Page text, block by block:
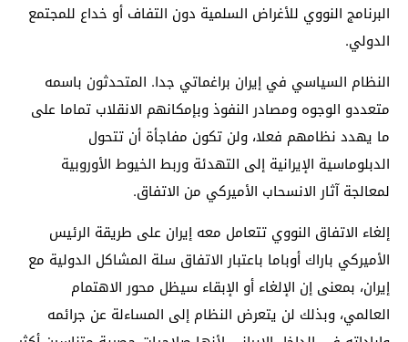
البرنامج النووي للأغراض السلمية دون التفاف أو خداع للمجتمع
الدولي.
النظام السياسي في إيران براغماتي جدا. المتحدثون باسمه
متعددو الوجوه ومصادر النفوذ وبإمكانهم الانقلاب تماما على
ما يهدد نظامهم فعلا، ولن تكون مفاجأة أن تتحول
الدبلوماسية الإيرانية إلى التهدئة وربط الخيوط الأوروبية
لمعالجة آثار الانسحاب الأميركي من الاتفاق.
إلغاء الاتفاق النووي تتعامل معه إيران على طريقة الرئيس
الأميركي باراك أوباما باعتبار الاتفاق سلة المشاكل الدولية مع
إيران، بمعنى إن الإلغاء أو الإبقاء سيظل محور الاهتمام
العالمي، وبذلك لن يتعرض النظام إلى المساءلة عن جرائمه